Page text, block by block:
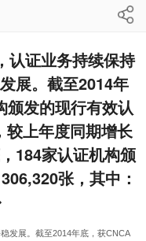
认证业务持续保持
展。截至2014年
颁发的现行有效认
较上年度同期增长
184家认证机构颁
张，其中：
发展。截至2014年底，获CNCA